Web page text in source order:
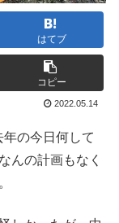
はてブ
コピー
2022.05.14
の今日何して
んの計画もなく